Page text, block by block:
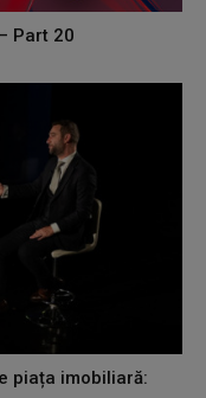
Part 20
piața imobiliară: